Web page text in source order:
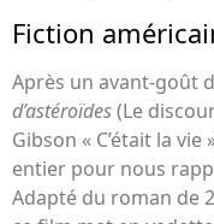
Fiction
Après un avant-goût
d’astéroïdes(Le
Gibson « C’était la
entier pour nous
Adapté du roman de